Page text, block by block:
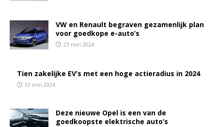
VW en Renault begraven gezamenlijk plan
voor goedkope e-auto’s
23 mei 2024
Tien zakelijke EV’s met een hoge actieradius in 2024
23 mei 2024
Deze nieuwe Opel is een van de
goedkoopste elektrische auto’s